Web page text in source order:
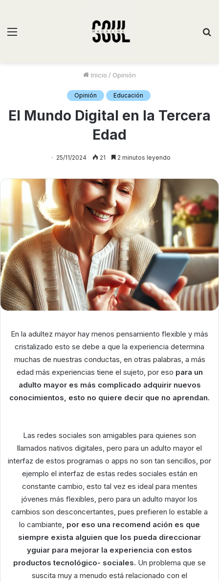
Inicio / Opinión
Opinión Educación
El Mundo Digital en la Tercera
Edad
25/11/2024 21 2 minutos leyendo
En la adultez mayor hay menos pensamiento flexible y más
cristalizado esto se debe a que la experiencia determina
muchas de nuestras conductas, en otras palabras, a más
edad más experiencias tiene el sujeto, por eso para un
adulto mayor es más complicado adquirir nuevos
conocimientos, esto no quiere decir que no aprendan.
Las redes sociales son amigables para quienes son
llamados nativos digitales, pero para un adulto mayor el
interfaz de estos programas o apps no son tan sencillos, por
ejemplo el interfaz de estas redes sociales están en
constante cambio, esto tal vez es ideal para mentes
jóvenes más flexibles, pero para un adulto mayor los
cambios son desconcertantes, pues prefieren lo estable a
lo cambiante , por eso una recomend ación es que
siempre exista alguien que los pueda direccionar
yguiar para mejorar la experiencia con estos
productos tecnológico- sociales. Un problema que se
suscita muy a menudo está relacionado con el